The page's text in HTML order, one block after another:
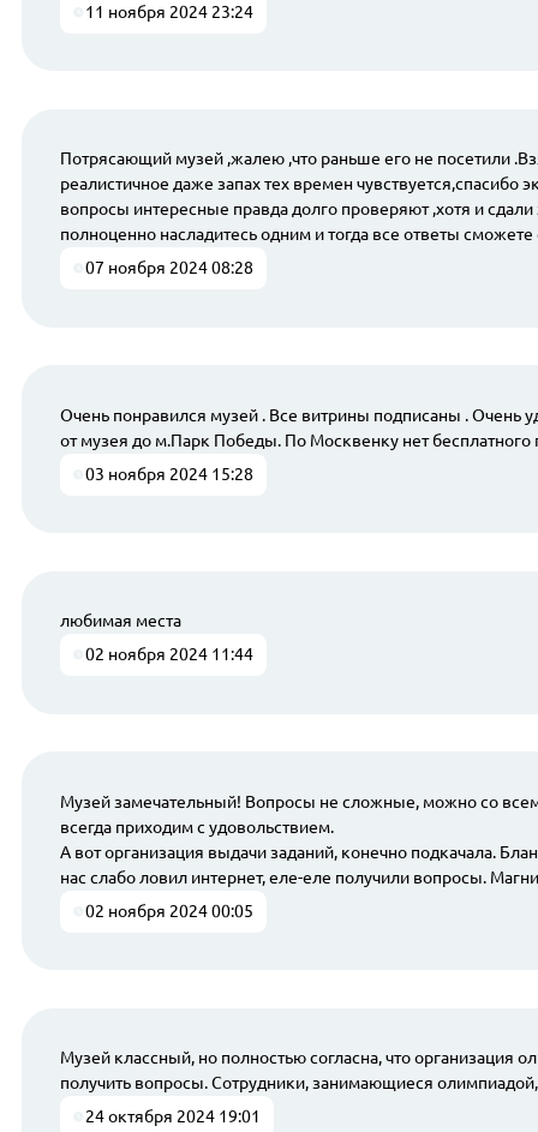
11 ноября 2024 23:24
Потрясающий музей ,жалею ,что раньше его не посетили
реалистичное даже запах тех времен
вопросы интересные правда долго проверяют ,хотя и
полноценно насладитесь одним и тогда все ответы сможете
07 ноября 2024 08:28
Очень понравился музей . Все витрины подписаны . Очень
от музея до м.Парк Победы. По Москвенку нет бесплатного
03 ноября 2024 15:28
любимая места
02 ноября 2024 11:44
Музей замечательный! Вопросы не сложные, можно со
всегда приходим с удовольствием.
А вот организация выдачи заданий, конечно подкачала.
нас слабо ловил интернет, еле-еле получили вопросы.
02 ноября 2024 00:05
Музей классный, но полностью согласна, что организация
получить вопросы. Сотрудники, занимающиеся
24 октября 2024 19:01